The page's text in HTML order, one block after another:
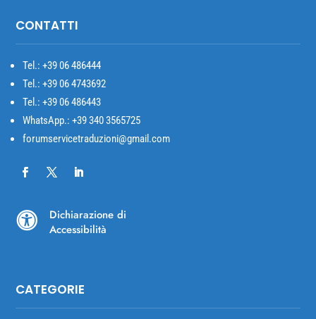
CONTATTI
Tel.: +3906 486444
Tel.: +39 06 4743692
Tel.: +39 06 486443
WhatsApp.: +39 340 3565725
forumservicetraduzioni@gmail.com

Dichiarazione di
Accessibilità
CATEGORIE